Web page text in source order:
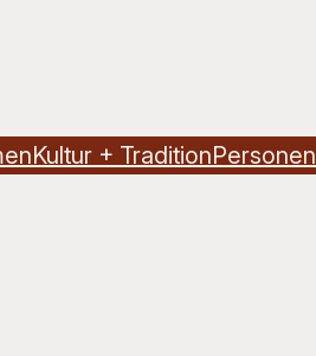
Kultur + TraditionPersonen